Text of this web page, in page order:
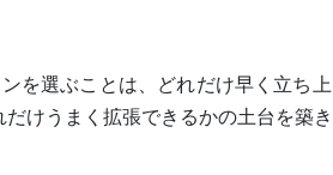
を選ぶことは、どれだけ早く立ち
けうまく拡張できるかの土台を築き